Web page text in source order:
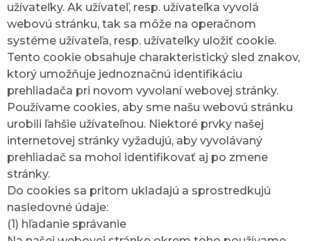
užívateľky. Ak užívateľ, resp. užívateľka vyvolá
webovú stránku, tak sa môže na operačnom
systéme užívateľa, resp. užívateľky uložiť cookie.
Tento cookie obsahuje charakteristický sled znakov,
ktorý umožňuje jednoznačnú identifikáciu
prehliadača pri novom vyvolaní webovej stránky.
Používame cookies, aby sme našu webovú stránku
urobili ľahšie užívateľnou. Niektoré prvky našej
internetovej stránky vyžadujú, aby vyvolávaný
prehliadač sa mohol identifikovať aj po zmene
stránky.
Do cookies sa pritom ukladajú a sprostredkujú
nasledovné údaje:
(1) hľadanie správanie